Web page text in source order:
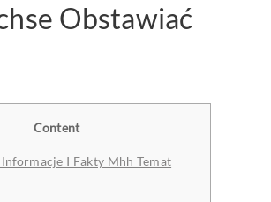
Obstawiać
Content
I Fakty Mhh Temat